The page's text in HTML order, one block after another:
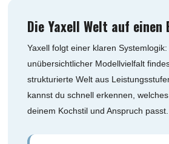
Die Yaxell Welt auf einen
Yaxell folgt einer klaren Systemlogik:
unübersichtlicher Modellvielfalt
strukturierte Welt aus
kannst du schnell erkennen,
deinem Kochstil und Anspruch passt.